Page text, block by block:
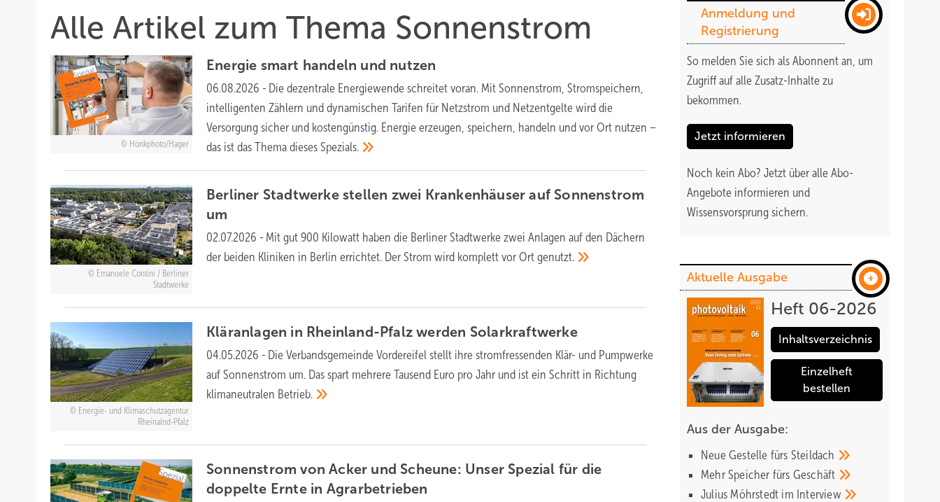
Alle Artikel zum Thema Sonnenstrom
Honkphoto/Hager
Energie smart handeln und nutzen
06.08.2026 - Die dezentrale Energiewende schreitet voran. Mit Sonnenstrom, Stromspeichern,
intelligenten Zählern und dynamischen Tarifen für Netzstrom und Netzentgelte wird die
Versorgung sicher und kostengünstig. Energie erzeugen, speichern, handeln und vor Ort nutzen –
das ist das Thema diesesSpezials.
Emanuele Contini / Berliner
Stadtwerke
Berliner Stadtwerke stellen zwei Krankenhäuser auf Sonnenstrom
um
02.07.2026 - Mit gut 900 Kilowatt haben die Berliner Stadtwerke zwei Anlagen auf den Dächern
der beiden Kliniken in Berlin errichtet. Der Strom wird komplett vor Ortgenutzt.
Energie- und Klimaschutzagentur
Rheinalnd-Pfalz
Kläranlagen in Rheinland-Pfalz werden Solarkraftwerke
04.05.2026 - Die Verbandsgemeinde Vordereifel stellt ihre stromfressenden Klär- und Pumpwerke
auf Sonnenstrom um. Das spart mehrere Tausend Euro pro Jahr und ist ein Schritt in Richtung
klimaneutralen Betrieb.
Sonnenstrom von Acker und Scheune: Unser Spezial für die
doppelte Ernte in Agrarbetrieben
Anmeldung und
Registrierung
So melden Sie sich als Abonnent an, um
Zugriff auf alle Zusatz-Inhalte zu
bekommen.
Jetzt informieren
Noch kein Abo? Jetzt über alle Abo-
Angebote informieren und
Wissensvorsprung sichern.
Aktuelle Ausgabe
Heft 06-2026
Inhaltsverzeichnis
Einzelheft
bestellen
Aus der Ausgabe:
Neue Gestelle fürs Steildach
Mehr Speicher fürs Geschäft
Julius Möhrstedt im Interview